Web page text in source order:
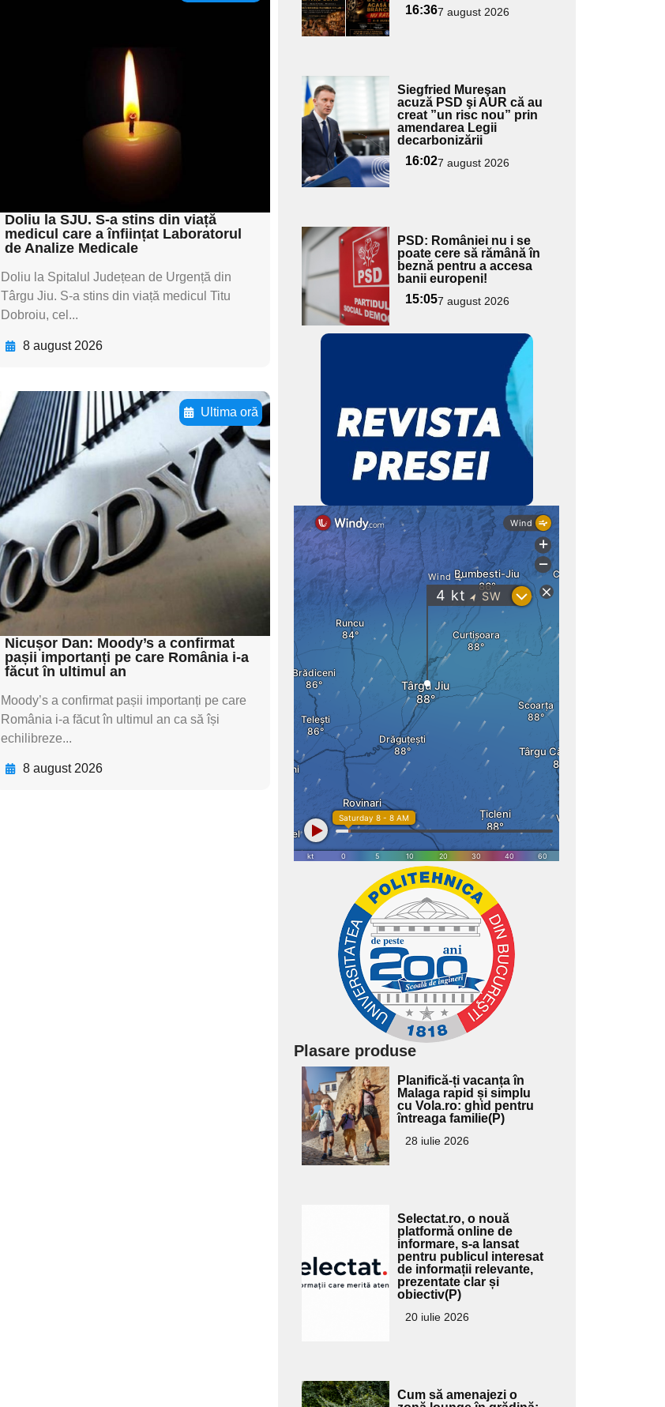
subtitluAdaugă aici
textul pentru
subtitluAdaugă aici
textul pentru
subtitluAdaugă aici
Doliu la SJU. S-a stins din viață
medicul care a înființat Laboratorul
de Analize Medicale
Doliu la Spitalul Județean de Urgență din
Târgu Jiu. S-a stins din viață medicul Titu
Dobroiu, cel...
8 august 2026
Ultima oră
Adaugă aici textul
pentru
subtitluAdaugă aici
textul pentru
subtitluAdaugă aici
textul pentru
subtitluAdaugă aici
textul pentru subti
Nicușor Dan: Moody’s a confirmat
pașii importanți pe care România i-a
făcut în ultimul an
Moody’s a confirmat pașii importanți pe care
România i-a făcut în ultimul an ca să își
echilibreze...
8 august 2026
16:367 august 2026
Adaugă
aici textul
pentru
subtitlu
Siegfried Mureşan
acuză PSD şi AUR că au
creat ”un risc nou” prin
amendarea Legii
decarbonizării
16:027 august 2026
Adaugă
aici textul
pentru
subtitlu
PSD: României nu i se
poate cere să rămână în
beznă pentru a accesa
banii europeni!
15:057 august 2026
Plasare produse
Adaugă
aici textul
pentru
subtitlu
Planifică-ți vacanța în
Malaga rapid și simplu
cu Vola.ro: ghid pentru
întreaga familie(P)
28 iulie 2026
subtitlu
Selectat.ro, o nouă
platformă online de
informare, s-a lansat
pentru publicul interesat
de informații relevante,
prezentate clar și
obiectiv(P)
20 iulie 2026
Adaugă
Cum să amenajezi o